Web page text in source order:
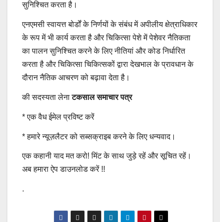
सुनिश्चित करता है।
एनएमसी स्वायत्त बोर्डों के निर्णयों के संबंध में अपीलीय क्षेत्राधिकार
के रूप में भी कार्य करता है और चिकित्सा पेशे में पेशेवर नैतिकता
का पालन सुनिश्चित करने के लिए नीतियां और कोड निर्धारित
करता है और चिकित्सा चिकित्सकों द्वारा देखभाल के प्रावधान के
दौरान नैतिक आचरण को बढ़ावा देता है।
की सदस्यता लेनाटकसाल समाचार पत्र
*एक वैध ईमेल प्रविष्ट करें
*हमारे न्यूज़लैटर को सब्सक्राइब करने के लिए धन्यवाद।
एक कहानी याद मत करो! मिंट के साथ जुड़े रहें और सूचित रहें।
अब हमारा ऐप डाउनलोड करें !!
.